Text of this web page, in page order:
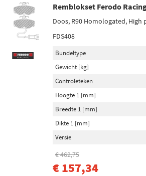
Remblokset Ferodo
Doos, R90 Homologated, High
FDS408
Bundeltype
Gewicht [kg]
Controleteken
Hoogte 1 [mm]
Breedte 1 [mm]
Dikte 1 [mm]
Versie
€ 462,75
€ 157,34